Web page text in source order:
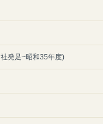
発足~昭和35年度)